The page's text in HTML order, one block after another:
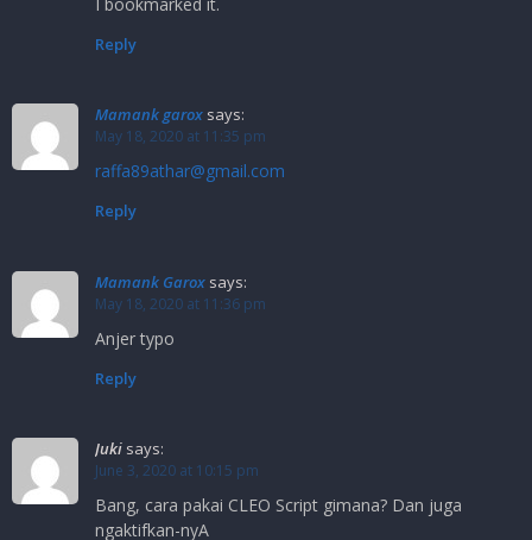
Reply
Mamank garox says:
May 18, 2020 at 11:35 pm
raffa89athar@gmail.com
Reply
Mamank Garox says:
May 18, 2020 at 11:36 pm
Anjer typo
Reply
Juki says:
June 3, 2020 at 10:15 pm
Bang, cara pakai CLEO Script gimana? Dan juga
ngaktifkan-nyA